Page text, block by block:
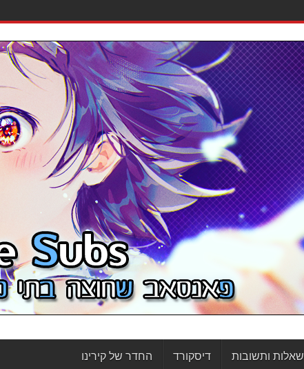
שאלות ותשובות דיסקורד החדר של קירינו